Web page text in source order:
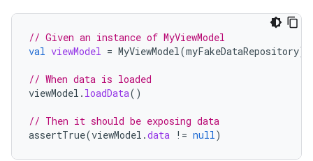
// Given an instance of MyViewModel
val viewModel = MyViewModel (myFakeDataRepository)
// When data is loaded
viewModel . loadData()
// Then it should be exposing data
assertTrue(viewModel .data != null )